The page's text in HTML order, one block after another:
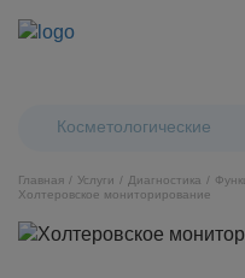
Поиск:Косметологические
Главная Услуги Диагностика
Холтеровское мониторирование